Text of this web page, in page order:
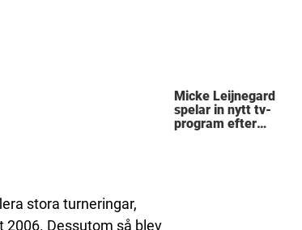
stora turneringar,
2006. Dessutom så blev
Micke Leijnegard
spelar in nytt tv-
program efter